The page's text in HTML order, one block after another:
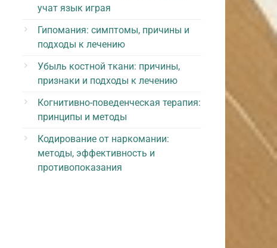
учат язык играя
Гипомания: симптомы, причины и
подходы к лечению
Убыль костной ткани: причины,
признаки и подходы к лечению
Когнитивно-поведенческая терапия:
принципы и методы
Кодирование от наркомании:
методы, эффективность и
противопоказания